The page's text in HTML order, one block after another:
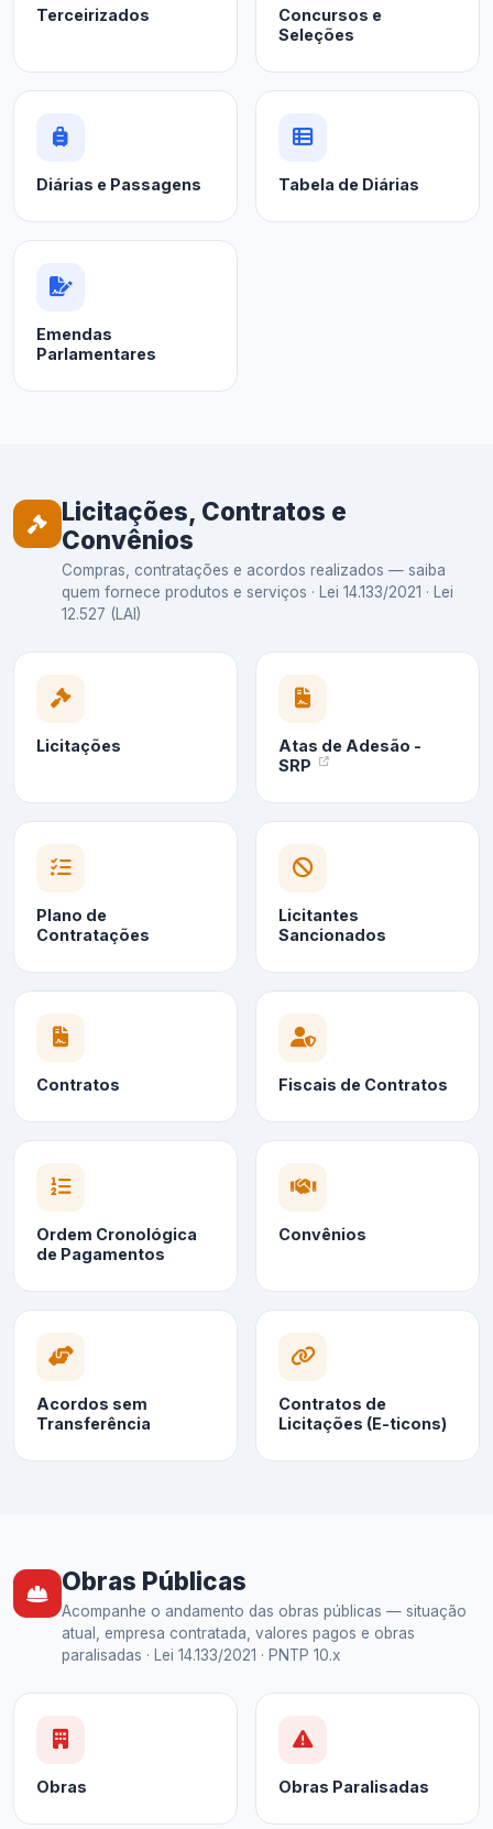
Terceirizados
Concursos e
Seleções
Diárias e Passagens Tabela de Diárias
Emendas
Parlamentares
Licitações, Contratos e
Convênios
Compras, contratações e acordos realizados — saiba
quem fornece produtos e serviços · Lei 14.133/2021 · Lei
12.527 (LAI)
Licitações
Atas de Adesão -
SRP
Plano de
Contratações
Licitantes
Sancionados
Contratos Fiscais de Contratos
Ordem Cronológica
de Pagamentos
Convênios
Acordos sem
Transferência
Contratos de
Licitações (E-ticons)
Obras Públicas
Acompanhe o andamento das obras públicas — situação
atual, empresa contratada, valores pagos e obras
paralisadas · Lei 14.133/2021 · PNTP 10.x
Obras Obras Paralisadas